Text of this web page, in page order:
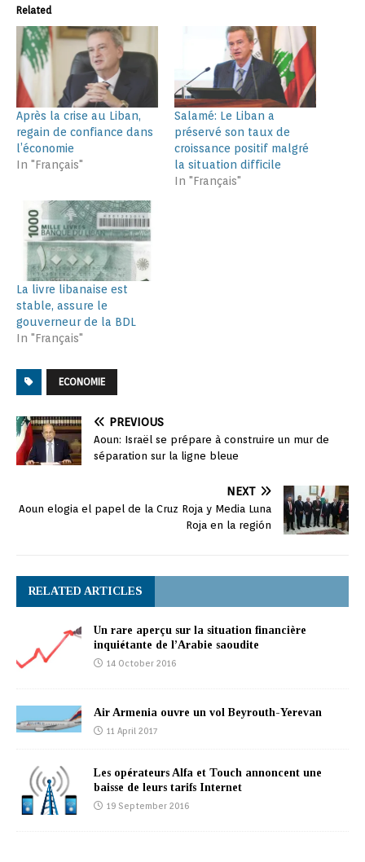
Related
Après la crise au Liban,
regain de confiance dans
l’économie
In "Français"
Salamé: Le Liban a
préservé son taux de
croissance positif malgré
la situation difficile
In "Français"
La livre libanaise est
stable, assure le
gouverneur de la BDL
In "Français"
ECONOMIE
PREVIOUS
Aoun: Israël se prépare à construire un mur de
séparation sur la ligne bleue
NEXT
Aoun elogia el papel de la Cruz Roja y Media Luna
Roja en la región
RELATED ARTICLES
Un rare aperçu sur la situation financière
inquiétante de l’Arabie saoudite
14 October 2016
Air Armenia ouvre un vol Beyrouth-Yerevan
11 April 2017
Les opérateurs Alfa et Touch annoncent une
baisse de leurs tarifs Internet
19 September 2016